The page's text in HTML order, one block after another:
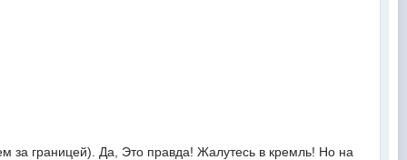
за границей). Да, Это правда! Жалутесь в кремль! Но на